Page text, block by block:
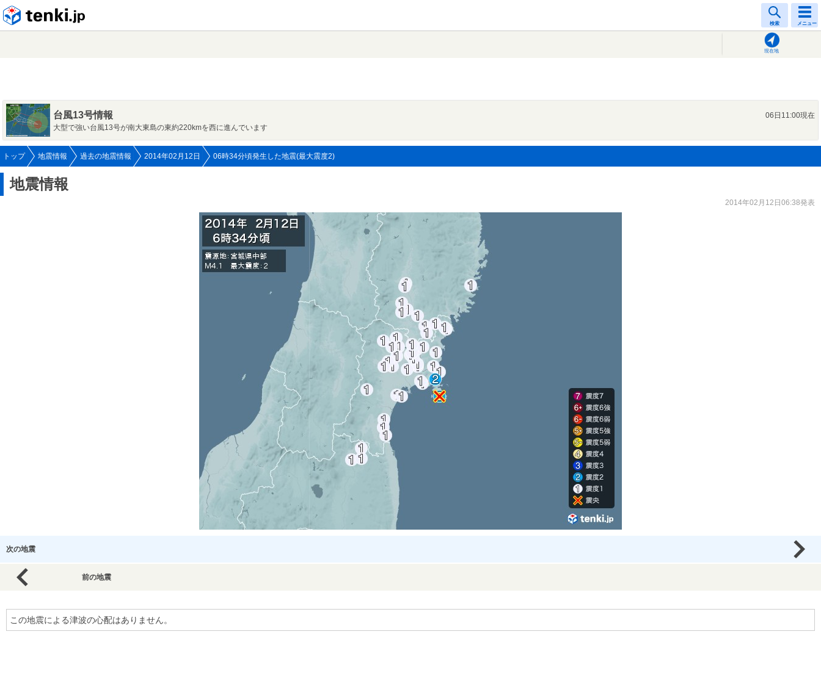
検索 メニュー
現在地
台風13号情報
06日11:00現在
大型で強い台風13号が南大東島の東約220kmを西に進んでいます
トップ 地震情報 過去の地震情報 2014年02月12日 06時34分頃発生した地震(最大震度2)
地震情報
2014年02月12日06:38発表
次の地震
前の地震
この地震による津波の心配はありません。